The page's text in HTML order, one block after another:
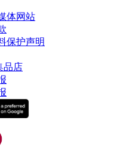
体网站
保护声明
品店